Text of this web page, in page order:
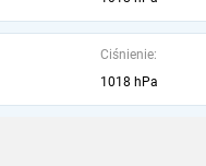
Ciśnienie:
1018 hPa